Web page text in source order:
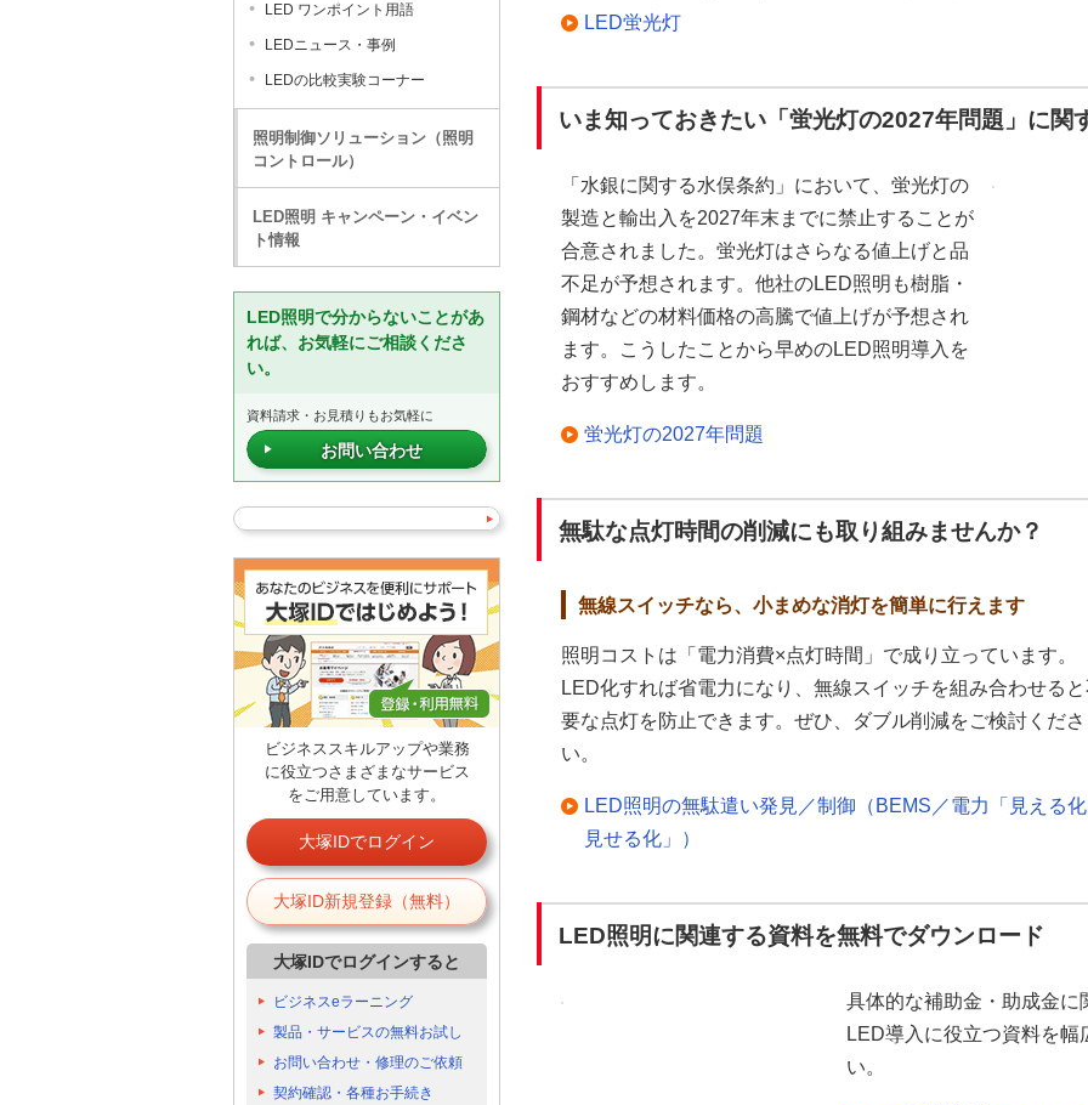
LED蛍光灯
いま知っておきたい「蛍光灯の2027年問題」に関
「水銀に関する水俣条約」において、蛍光灯の
製造と輸出入を2027年末までに禁止することが
合意されました。蛍光灯はさらなる値上げと品
不足が予想されます。他社のLED照明も樹脂・
鋼材などの材料価格の高騰で値上げが予想され
ます。こうしたことから早めのLED照明導入を
おすすめします。
蛍光灯の2027年問題
無駄な点灯時間の削減にも取り組みませんか？
無線スイッチなら、小まめな消灯を簡単に行えます
照明コストは「電力消費×点灯時間」で成り立っています。
LED化すれば省電力になり、無線スイッチを組み合わせる
要な点灯を防止できます。ぜひ、ダブル削減をご検討くださ
い。
LED照明の無駄遣い発見／制御（BEMS／電力「見える
見せる化」）
LED照明に関連する資料を無料でダウンロード
具体的な補助金・助成金
LED導入に役立つ資料を
い。
LED ワンポイント用語
LEDニュース・事例
LEDの比較実験コーナー
照明制御ソリューション（照明
コントロール）
LED照明 キャンペーン・イベン
ト情報
LED照明で分からないことがあ
れば、お気軽にご相談くださ
い。
資料請求・お見積りもお気軽に
お問い合わせ
ビジネススキルアップや業務
に役立つさまざまなサービス
をご用意しています。
大塚IDでログイン
大塚ID新規登録（無料）
大塚IDでログインすると
ビジネスeラーニング
製品・サービスの無料お試し
お問い合わせ・修理のご依頼
契約確認・各種お手続き